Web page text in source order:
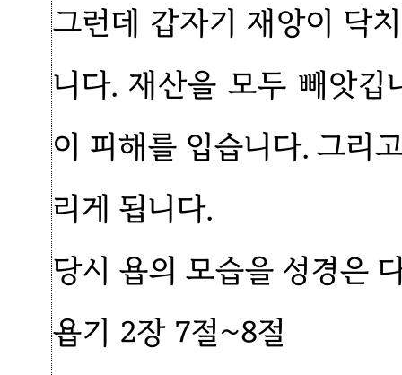
그런데 갑자기 재앙이 닥
니다. 재산을 모두 빼앗
이 피해를 입습니다. 그리
리게 됩니다.
당시 욥의 모습을 성경은
욥기 2장 7절~8절